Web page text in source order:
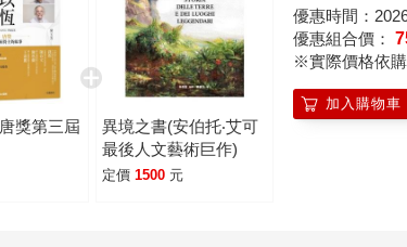
獎第三屆
異境之書(安伯托‧艾可
最後人文藝術巨作)
定價 1500 元
優惠時間：
優惠組合價：
※實際價格依
加入購物車